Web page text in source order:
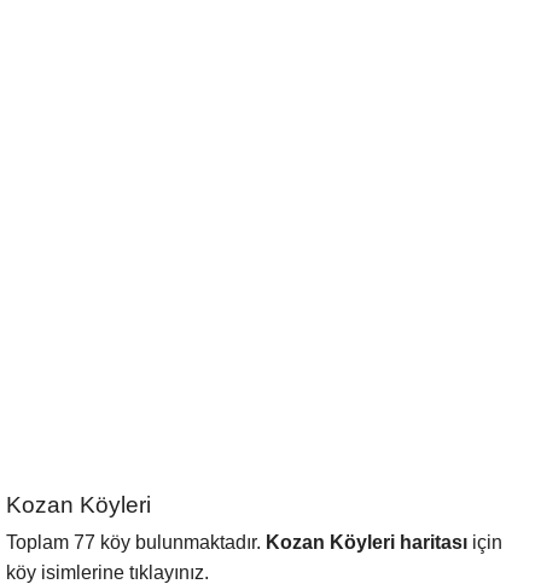
Kozan Köyleri
Toplam 77 köy bulunmaktadır. Kozan Köyleri haritası için
köy isimlerine tıklayınız.